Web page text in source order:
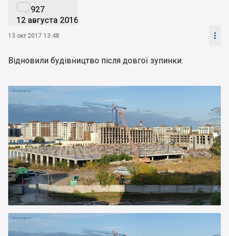
927
12 августа 2016
13 окт 2017 13:48 
Відновили будівництво після довгої зупинки: